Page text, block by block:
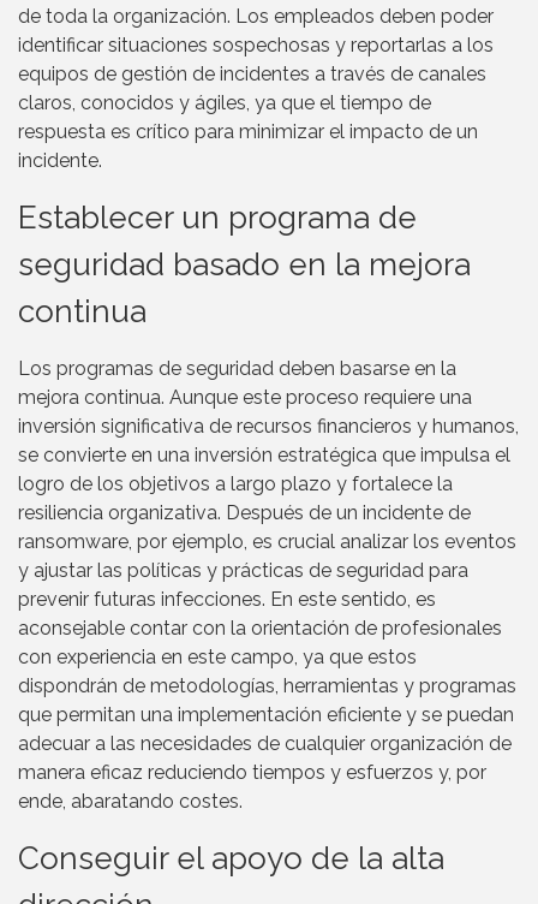
de toda la organización. Los empleados deben poder
identificar situaciones sospechosas y reportarlas a los
equipos de gestión de incidentes a través de canales
claros, conocidos y ágiles, ya que el tiempo de
respuesta es crítico para minimizar el impacto de un
incidente.
Establecer un programa de
seguridad basado en la mejora
continua
Los programas de seguridad deben basarse en la
mejora continua. Aunque este proceso requiere una
inversión significativa de recursos financieros y humanos,
se convierte en una inversión estratégica que impulsa el
logro de los objetivos a largo plazo y fortalece la
resiliencia organizativa. Después de un incidente de
ransomware, por ejemplo, es crucial analizar los eventos
y ajustar las políticas y prácticas de seguridad para
prevenir futuras infecciones. En este sentido, es
aconsejable contar con la orientación de profesionales
con experiencia en este campo, ya que estos
dispondrán de metodologías, herramientas y programas
que permitan una implementación eficiente y se puedan
adecuar a las necesidades de cualquier organización de
manera eficaz reduciendo tiempos y esfuerzos y, por
ende, abaratando costes.
Conseguir el apoyo de la alta